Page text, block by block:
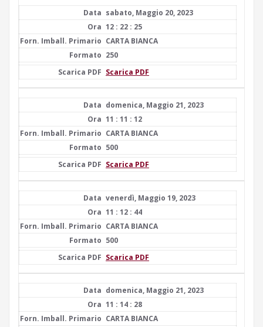
sabato, Maggio 20, 2023
12 : 22 : 25
CARTA BIANCA
250
Scarica PDF
domenica, Maggio 21, 2023
11 : 11 : 12
CARTA BIANCA
500
Scarica PDF
venerdì, Maggio 19, 2023
11 : 12 : 44
CARTA BIANCA
500
Scarica PDF
domenica, Maggio 21, 2023
11 : 14 : 28
CARTA BIANCA